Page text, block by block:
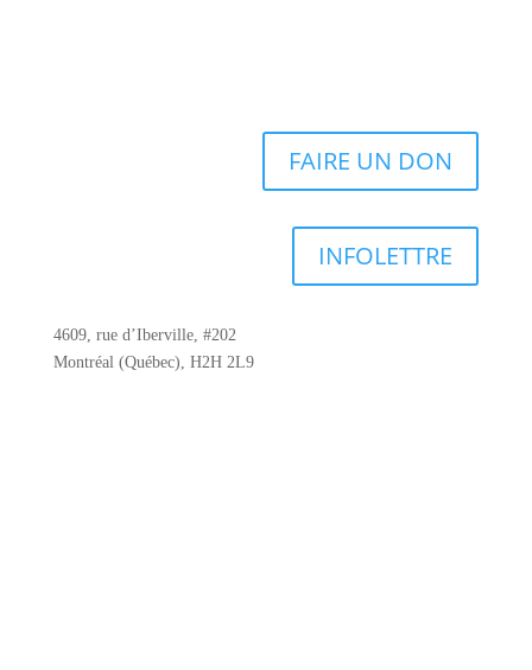
FAIRE UN DON
INFOLETTRE
4609, rue d’Iberville, #202
Montréal (Québec), H2H 2L9